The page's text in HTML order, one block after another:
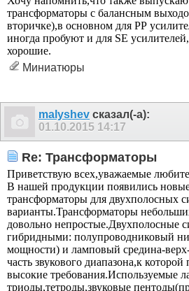
трансформаторы с балансным
вторичке),в основном для РР
иногда пробуют и для SE
хорошие.
Миниатюры
malyshev сказал(-а):
01.10.2015 14:17
Re: Трансформаторы
Приветствую всех,уважаемые
В нашей продукции появились
трансформаторы для двухполосных
варианты.Трансформаторы
довольно непростые.Двухполосные
гибридными: полупроводниковый
мощности) и ламповый средина-
часть звукового диапазона,к
высокие требования.Используемые
триоды,тетроды,звуковые